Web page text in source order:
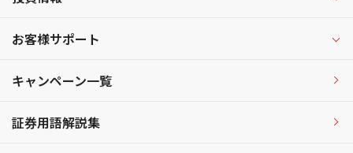
お客様サポート
キャンペーン一覧
証券用語解説集